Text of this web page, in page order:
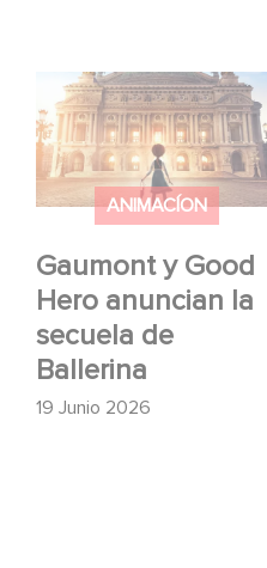
ANIMACÍON
Gaumont y Good
Hero anuncian la
secuela de
Ballerina
19 Junio 2026
Gaumont y Good
anuncian la secuela
Ballerina